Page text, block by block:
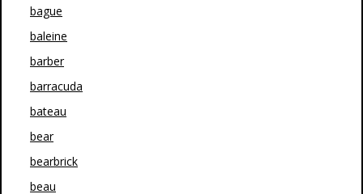
bague
baleine
barber
barracuda
bateau
bear
bearbrick
beau